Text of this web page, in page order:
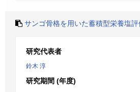
サンゴ骨格を用いた蓄積型栄養塩評
研究代表者
鈴木 淳
研究期間 (年度)